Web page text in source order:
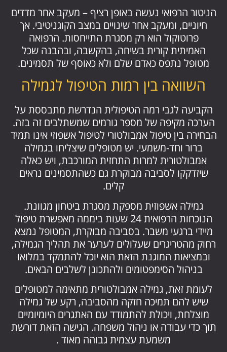
הניטור הרפואי נעשה באופן רציף – מעקב אחר מדדים
חיוניים, ומעקב אחר שינויים במצב הקוגניטיבי. אך
פרוטוקול הוא רק מסגרת התייחסות. הרפואה
האמיתית קורית בשיחה, בהקשבה, ובהבנה שכל
מטופל נתפס כאדם שלם ולא כאוסף של תסמינים.
השוואה בין רמות הטיפול לגמילה
הקביעה לגבי רמה הטיפולית הנדרשת מתבססת על
הערכה מקיפה של מספר גורמים שמשתלבים זה בזה.
הבחירה בין טיפול אמבולטורי לטיפול אשפוזי אינו תמיד
ברור וחד-משמעי. יש מטופלים שיצליחו בגמילה
אמבולטורית למרות התחזית המורכבת, ויש כאלה
שיזדקקו לסביבה מבוקרת גם כשהתסמינים נראים
קלים.
גמילה אשפוזית מספקת מסגרת ביטחון מגוונת.
הנוכחות הרפואית 24 שעות ביממה מאפשרת טיפול
מיידי ברגעי משבר. בסביבה מבוקרת, המטופל נמצא
רחוק מהטריגרים שעלולים לערער את תהליך הגמילה,
ובמציאות המוגנת הזאת הוא יוכל להתמקד במלואו
בניהול הסימפטומים ולהתכונן לשלבים הבאים.
לעומת זאת, גמילה אמבולטורית מתאימה למטופלים
שיש להם תמיכה חזקה מהסביבה, רקע של גמילה
מוצלחת, ויכולת להתמודד עם האתגרים היומיומיים
תוך כדי עבודה או ניהול משפחה. הגישה הזאת דורשת
משמעת עצמית גבוהה מאוד .